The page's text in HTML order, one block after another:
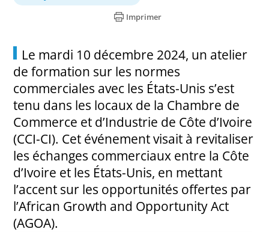
Imprimer
Le mardi 10 décembre 2024, un atelier
de formation sur les normes
commerciales avec les États-Unis s’est
tenu dans les locaux de la Chambre de
Commerce et d’Industrie de Côte d’Ivoire
(CCI-CI). Cet événement visait à revitaliser
les échanges commerciaux entre la Côte
d’Ivoire et les États-Unis, en mettant
l’accent sur les opportunités offertes par
l’African Growth and Opportunity Act
(AGOA).